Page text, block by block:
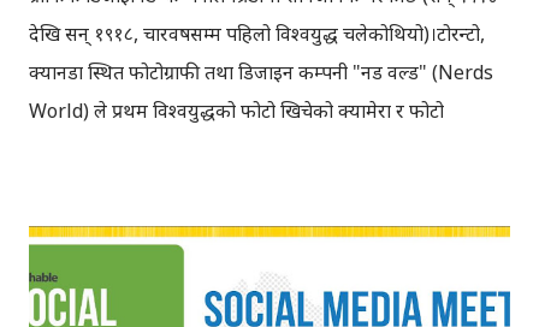
देखि सन् १९१८, चारवर्षसम्म पहिलो विश्वयुद्ध चलेकोथियो)।टोरन्टो,
क्यानडा स्थित फोटोग्राफी तथा डिजाइन कम्पनी "नर्ड वल्ड" (Nerds
World) ले प्रथम विश्वयुद्धको फोटो खिचेको क्यामेरा र फोटो
साइटमा उल्लेख गरकोछ । 'नर्ड वल्ड'ले सार्वजनिक गरेका केही
"जिफ" (.gif) फोटोहरुलाई यहाँ राखेकोछु। पहिलो विश्वयुद्धमा
फ्रान्सेली सेनाले फोटो खिच्न प्रयोग गरेको क्यामेरा । पहिलो